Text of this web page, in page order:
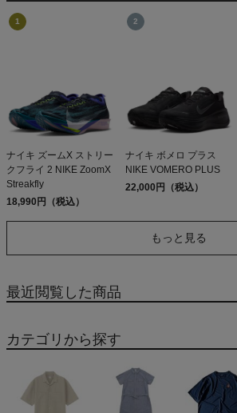
ナイキ ズームX ストリー
クフライ 2 NIKE ZoomX
Streakfly
18,990円（税込）
ナイキ ボメロ プラス
NIKE VOMERO PLUS
22,000円（税込）
もっと見る
最近閲覧した商品
カテゴリから探す